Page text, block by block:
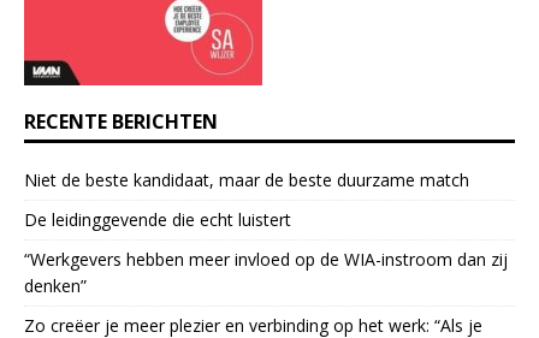
.
l
e
a
s
e
l
RECENTE BERICHTEN
Niet de beste kandidaat, maar de beste duurzame match
De leidinggevende die echt luistert
“Werkgevers hebben meer invloed op de WIA-instroom dan zij
denken”
Zo creëer je meer plezier en verbinding op het werk: “Als je